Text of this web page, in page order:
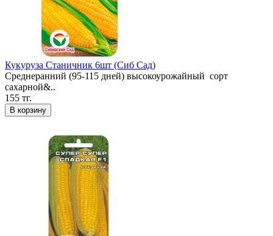
Кукуруза Станичник 6шт (Сиб Сад)
Среднеранний (95-115 дней) высокоурожайный сорт
сахарной&..
155 тг.
В корзину